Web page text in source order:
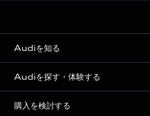
Audiを知る
Audi ブランド
Story of Progress
Audiを探す・体験する
ディーラー検索
購入を検討する